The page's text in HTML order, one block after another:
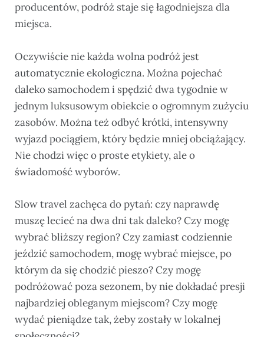
producentów, podróż staje się łagodniejsza dla
miejsca.
Oczywiście nie każda wolna podróż jest
automatycznie ekologiczna. Można pojechać
daleko samochodem i spędzić dwa tygodnie w
jednym luksusowym obiekcie o ogromnym zużyciu
zasobów. Można też odbyć krótki, intensywny
wyjazd pociągiem, który będzie mniej obciążający.
Nie chodzi więc o proste etykiety, ale o
świadomość wyborów.
Slow travel zachęca do pytań: czy naprawdę
muszę lecieć na dwa dni tak daleko? Czy mogę
wybrać bliższy region? Czy zamiast codziennie
jeździć samochodem, mogę wybrać miejsce, po
którym da się chodzić pieszo? Czy mogę
podróżować poza sezonem, by nie dokładać presji
najbardziej obleganym miejscom? Czy mogę
wydać pieniądze tak, żeby zostały w lokalnej